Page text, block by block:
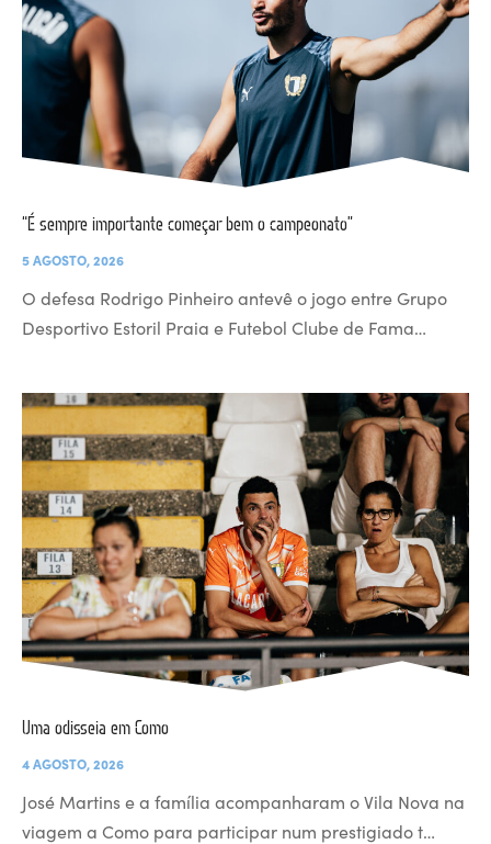
“É sempre importante começar bem o campeonato”
5 AGOSTO, 2026
O defesa Rodrigo Pinheiro antevê o jogo entre Grupo
Desportivo Estoril Praia e Futebol Clube de Fama…
Uma odisseia em Como
4 AGOSTO, 2026
José Martins e a família acompanharam o Vila Nova na
viagem a Como para participar num prestigiado t…